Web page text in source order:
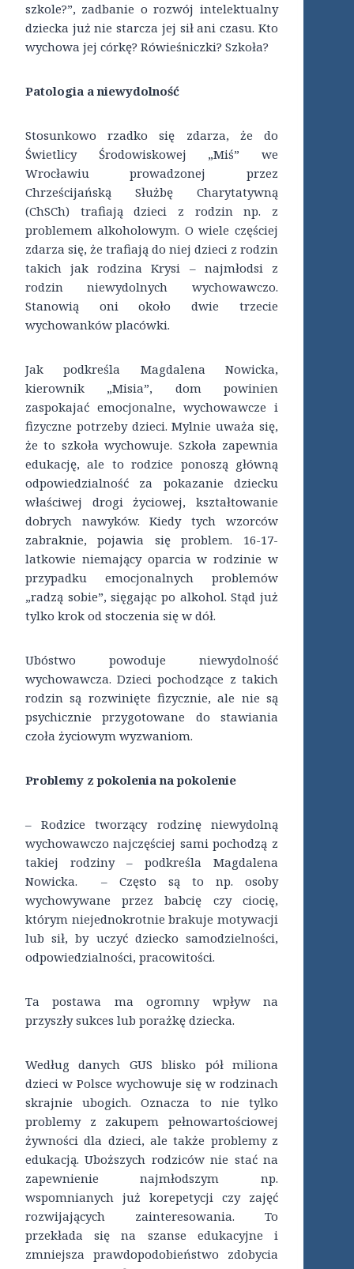
szkole?”, zadbanie o rozwój intelektualny
dziecka już nie starcza jej sił ani czasu. Kto
wychowa jej córkę? Rówieśniczki? Szkoła?
Patologia a niewydolność
Stosunkowo rzadko się zdarza, że do
Świetlicy Środowiskowej „Miś” we
Wrocławiu prowadzonej przez
Chrześcijańską Służbę Charytatywną
(ChSCh) trafiają dzieci z rodzin np. z
problemem alkoholowym. O wiele częściej
zdarza się, że trafiają do niej dzieci z rodzin
takich jak rodzina Krysi – najmłodsi z
rodzin niewydolnych wychowawczo.
Stanowią oni około dwie trzecie
wychowanków placówki.
Jak podkreśla Magdalena Nowicka,
kierownik „Misia”, dom powinien
zaspokajać emocjonalne, wychowawcze i
fizyczne potrzeby dzieci. Mylnie uważa się,
że to szkoła wychowuje. Szkoła zapewnia
edukację, ale to rodzice ponoszą główną
odpowiedzialność za pokazanie dziecku
właściwej drogi życiowej, kształtowanie
dobrych nawyków. Kiedy tych wzorców
zabraknie, pojawia się problem. 16-17-
latkowie niemający oparcia w rodzinie w
przypadku emocjonalnych problemów
„radzą sobie”, sięgając po alkohol. Stąd już
tylko krok od stoczenia się w dół.
Ubóstwo powoduje niewydolność
wychowawcza. Dzieci pochodzące z takich
rodzin są rozwinięte fizycznie, ale nie są
psychicznie przygotowane do stawiania
czoła życiowym wyzwaniom.
Problemy z pokolenia na pokolenie
– Rodzice tworzący rodzinę niewydolną
wychowawczo najczęściej sami pochodzą z
takiej rodziny – podkreśla Magdalena
Nowicka. – Często są to np. osoby
wychowywane przez babcię czy ciocię,
którym niejednokrotnie brakuje motywacji
lub sił, by uczyć dziecko samodzielności,
odpowiedzialności, pracowitości.
Ta postawa ma ogromny wpływ na
przyszły sukces lub porażkę dziecka.
Według danych GUS blisko pół miliona
dzieci w Polsce wychowuje się w rodzinach
skrajnie ubogich. Oznacza to nie tylko
problemy z zakupem pełnowartościowej
żywności dla dzieci, ale także problemy z
edukacją. Uboższych rodziców nie stać na
zapewnienie najmłodszym np.
wspomnianych już korepetycji czy zajęć
rozwijających zainteresowania. To
przekłada się na szanse edukacyjne i
zmniejsza prawdopodobieństwo zdobycia